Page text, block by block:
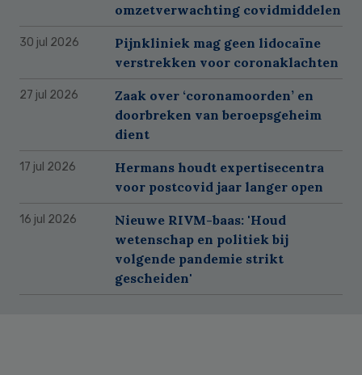
omzetverwachting covidmiddelen
30 jul 2026
Pijnkliniek mag geen lidocaïne
verstrekken voor coronaklachten
27 jul 2026
Zaak over ‘coronamoorden’ en
doorbreken van beroepsgeheim
dient
17 jul 2026
Hermans houdt expertisecentra
voor postcovid jaar langer open
16 jul 2026
Nieuwe RIVM-baas: 'Houd
wetenschap en politiek bij
volgende pandemie strikt
gescheiden'